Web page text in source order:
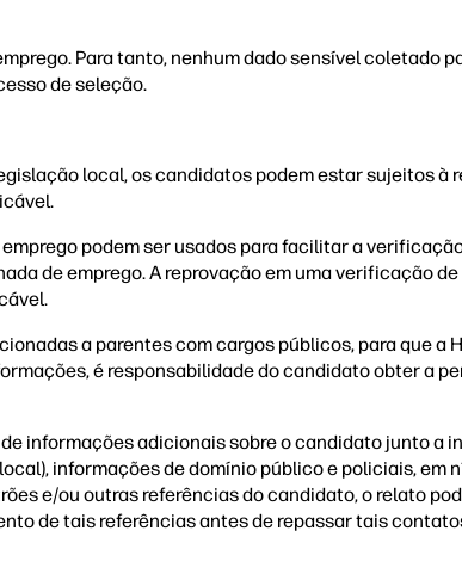
Para tanto, nenhum dado sensível coletado
de seleção.
local, os candidatos podem estar sujeitos
podem ser usados para facilitar a
de emprego. A reprovação em uma verificação
a parentes com cargos públicos, para que a
é responsabilidade do candidato obter a
informações adicionais sobre o candidato junto a
informações de domínio público e policiais, em
e/ou outras referências do candidato, o relato
de tais referências antes de repassar tais